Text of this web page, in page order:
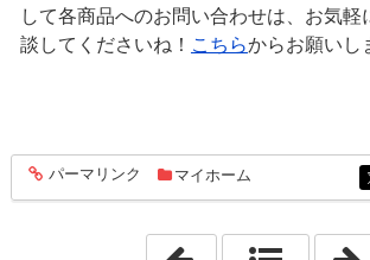
して各商品へのお問い合わせは、お気軽
談してくださいね！ こちらからお願いし
entry704
パーマリンク マイホーム
「2021年5月16日」